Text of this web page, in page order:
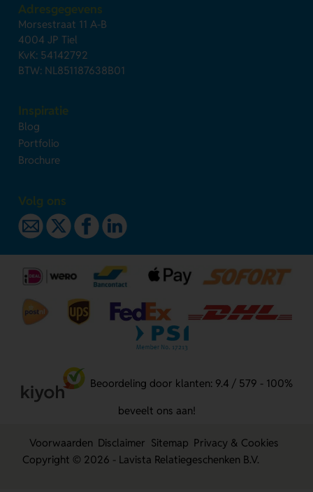
Adresgegevens
Morsestraat 11 A-B
4004 JP Tiel
KvK: 54142792
BTW: NL851187638B01
Inspiratie
Blog
Portfolio
Brochure
Volg ons
Beoordeling door klanten: 9.4 / 579 - 100%
beveelt ons aan!
Voorwaarden Disclaimer Sitemap Privacy & Cookies
Copyright © 2026 - Lavista Relatiegeschenken B.V.